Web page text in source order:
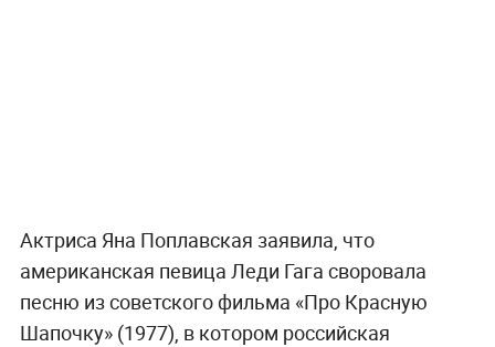
Актриса Яна Поплавская заявила, что
американская певица Леди Гага своровала
песню из советского фильма «Про Красную
Шапочку» (1977), в котором российская